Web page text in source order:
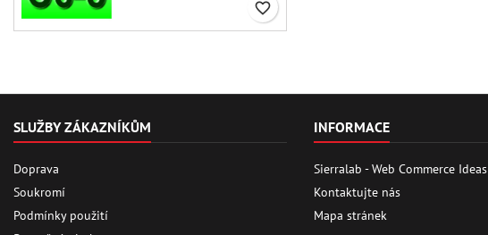
raket.
favorite_border
SLUŽBY ZÁKAZNÍKŮM
Doprava
Soukromí
Podmínky použití
INFORMACE
Sierralab - Web Commerce Ideas
Kontaktujte nás
Mapa stránek